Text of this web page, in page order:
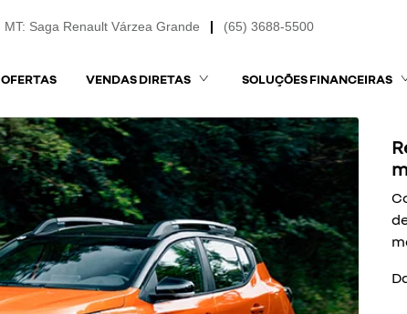
(65) 3688-5500
MT: Saga Renault Várzea Grande
OFERTAS VENDAS DIRETAS SOLUÇÕES FINANCEIRAS